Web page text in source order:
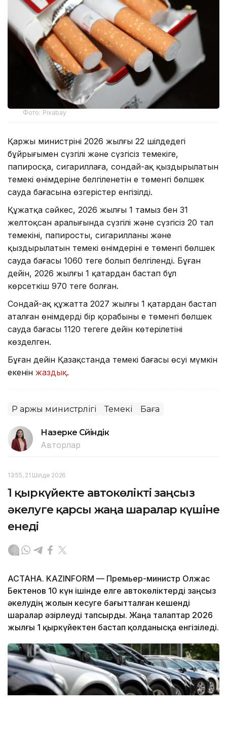
Фото: Pixabay
Қаржы министрінің 2026 жылғы 22 шілдедегі
бұйрығымен сүзгілі және сүзгісіз темекіге,
папиросқа, сигариллаға, сондай-ақ қыздырылатын
темекі өнімдеріне белгіленетін ең төменгі бөлшек
сауда бағасына өзгерістер енгізілді.
Құжатқа сәйкес, 2026 жылғы 1 тамыз бен 31
желтоқсан аралығында сүзгілі және сүзгісіз 20 тал
темекінің, папиростың, сигарилланың және
қыздырылатын темекі өнімдерінің ең төменгі бөлшек
сауда бағасы 1060 теңге болып белгіленді. Бұған
дейін, 2026 жылғы 1 қаңтардан бастап бұл
көрсеткіш 970 теңге болған.
Сондай-ақ құжатта 2027 жылғы 1 қаңтардан бастап
аталған өнімдердің бір қорабының ең төменгі бөлшек
сауда бағасы 1120 теңгеге дейін көтерілетіні
көзделген.
Бұған дейін Қазақстанда темекі бағасы өсуі мүмкін
екенін жаздық.
ҚР Қаржы министрлігі Темекі Баға
Назерке Сүйіндік
Авторлар
13:55, 21 Шілде 2026
1 қыркүйекте автокөлікті заңсыз
әкелуге қарсы жаңа шаралар күшіне
енеді
АСТАНА. KAZINFORM — Премьер-министр Олжас
Бектенов 10 күн ішінде елге автокөліктерді заңсыз
әкелудің жолын кесуге бағытталған кешенді
шаралар әзірлеуді тапсырды. Жаңа талаптар 2026
жылғы 1 қыркүйектен бастап қолданысқа енгізіледі.